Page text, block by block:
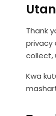
Thank
privacy
collect,
Kwa